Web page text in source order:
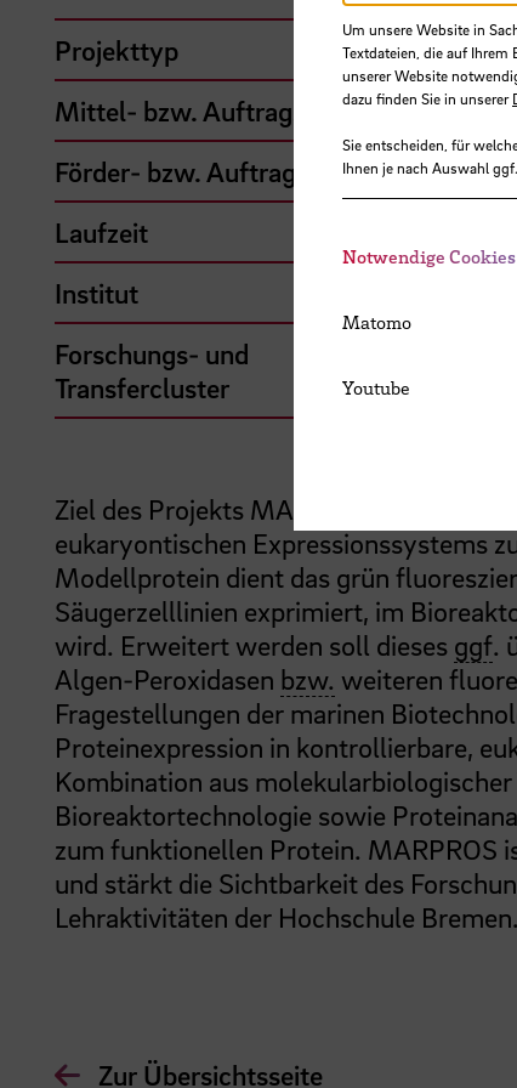
Projekttyp
Mittel- bzw. Auftragsgeber
Förder- bzw. Auftragssumme
Laufzeit
Institut
Forschungs- und
Transfercluster
Ziel des Projekts MARPROS ist der
eukaryontischen Expressionssystems
Modellprotein dient das grün
Säugerzelllinien exprimiert, im
wird. Erweitert werden soll dieses ggf.
Algen-Peroxidasen bzw. weiteren
Fragestellungen der marinen
Proteinexpression in kontrollierbare,
Kombination aus
Bioreaktortechnologie sowie
zum funktionellen Protein.
und stärkt die Sichtbarkeit des
Lehraktivitäten der Hochschule Bremen.
Zur Übersichtsseite
Um unsere Website in
Textdateien, die auf
unserer Website
dazu finden Sie in unserer
Sie entscheiden, für
Ihnen je nach Auswahl
Notwendige Cookies
Matomo
Youtube